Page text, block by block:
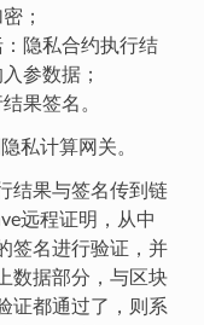
；
隐私合约执行结
参数据；
果签名。
私计算网关。
结果与签名传到链
远程证明，从中
签名进行验证，并
数据部分，与区块
证都通过了，则系